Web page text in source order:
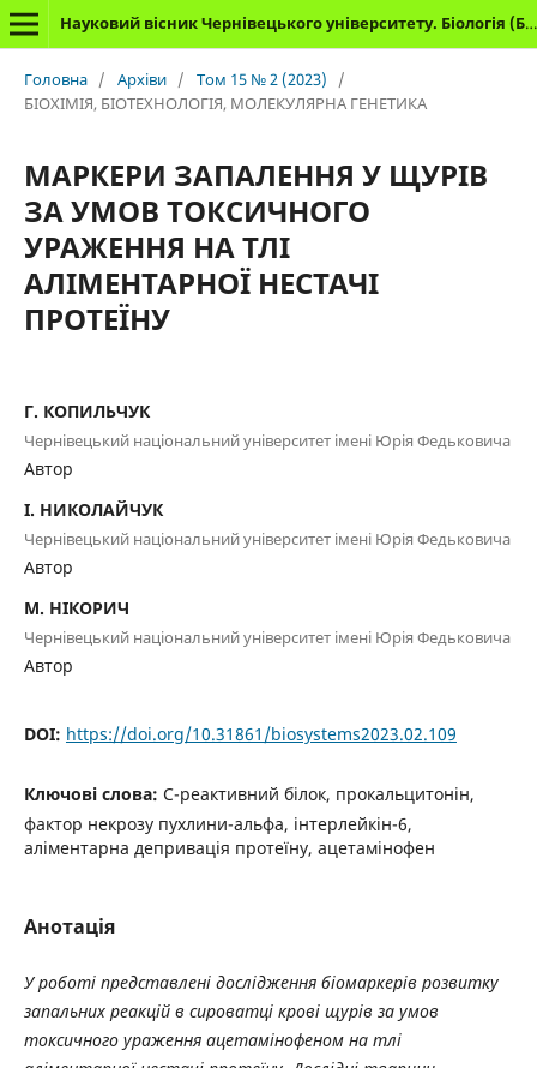
Науковий вісник Чернівецького університету. Біологія (Біологічні системи)
Головна / Архіви / Том 15 № 2 (2023)
/
БІОХІМІЯ, БІОТЕХНОЛОГІЯ, МОЛЕКУЛЯРНА ГЕНЕТИКА
МАРКЕРИ ЗАПАЛЕННЯ У ЩУРІВ
ЗА УМОВ ТОКСИЧНОГО
УРАЖЕННЯ НА ТЛІ
АЛІМЕНТАРНОЇ НЕСТАЧІ
ПРОТЕЇНУ
Г. КОПИЛЬЧУК
Чернівецький національний університет імені Юрія Федьковича
Автор
І. НИКОЛАЙЧУК
Чернівецький національний університет імені Юрія Федьковича
Автор
М. НІКОРИЧ
Чернівецький національний університет імені Юрія Федьковича
Автор
DOI: https://doi.org/10.31861/biosystems2023.02.109
Ключові слова: С-реактивний білок, прокальцитонін,
фактор некрозу пухлини-альфа, інтерлейкін-6,
аліментарна депривація протеїну, ацетамінофен
Анотація
У роботі представлені дослідження біомаркерів розвитку
запальних реакцій в сироватці крові щурів за умов
токсичного ураження ацетамінофеном на тлі